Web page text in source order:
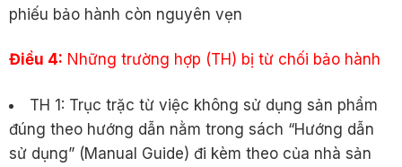
phiếu bảo hành còn nguyên vẹn
Điều 4: Những trường hợp (TH) bị từ chối bảo hành
TH 1: Trục trặc từ việc không sử dụng sản phẩm
đúng theo hướng dẫn nằm trong sách “Hướng dẫn
sử dụng” (Manual Guide) đi kèm theo của nhà sản